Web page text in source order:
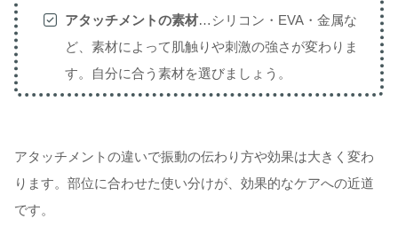
アタッチメントの素材…シリコン・EVA・金属な
ど、素材によって肌触りや刺激の強さが変わりま
す。自分に合う素材を選びましょう。
アタッチメントの違いで振動の伝わり方や効果は大きく変わ
ります。部位に合わせた使い分けが、効果的なケアへの近道
です。